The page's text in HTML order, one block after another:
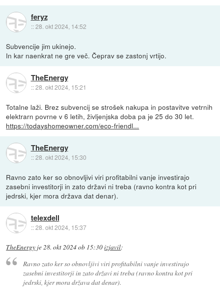
feryz
::28. okt 2024, 14:52
Subvencije jim ukinejo.
In kar naenkrat ne gre več. Čeprav se zastonj vrtijo.
TheEnergy
::28. okt 2024, 15:21
Totalne laži. Brez subvencij se strošek nakupa in postavitve vetrnih
elektrarn povrne v 6 letih, življenjska doba pa je 25 do 30 let.
https://todayshomeowner.com/eco-friendl...
TheEnergy
::28. okt 2024, 15:30
Ravno zato ker so obnovljivi viri profitabilni vanje investirajo
zasebni investitorji in zato državi ni treba (ravno kontra kot pri
jedrski, kjer mora država dat denar).
telexdell
::28. okt 2024, 15:37
TheEnergy je28. okt 2024 ob 15:30izjavil:
Ravno zato ker so obnovljivi viri profitabilni vanje investirajo
zasebni investitorji in zato državi ni treba (ravno kontra kot pri
jedrski, kjer mora država dat denar).